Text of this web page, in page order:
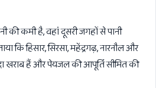
की कमी है, वहां दूसरी जगहों से पानी
कि हिसार, सिरसा, महेंद्रगढ़, नारनौल और
खराब हैं और पेयजल की आपूर्ति सीमित की